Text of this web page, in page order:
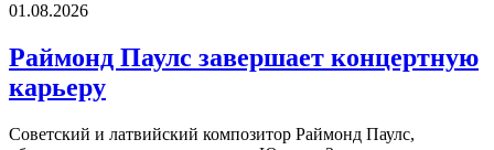
01.08.2026
Раймонд Паулс завершает концертную
карьеру
Советский и латвийский композитор Раймонд Паулс,